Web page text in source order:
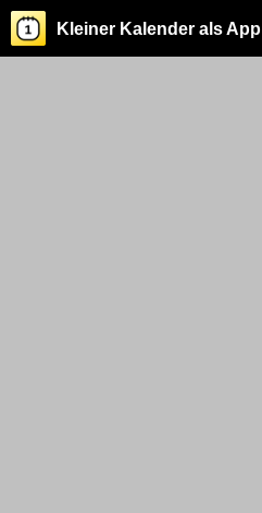
Kleiner Kalender als App